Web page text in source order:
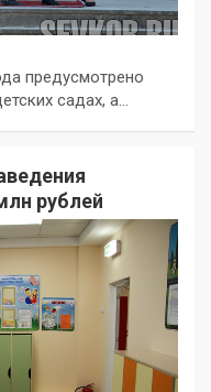
предусмотрено
садах, а…
рублей